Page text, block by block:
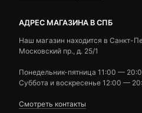
АДРЕС МАГАЗИНА В СПБ
Наш магазин находится в Санкт-
Московский пр., д. 25/1
Понедельник-пятница 11:00 —
Суббота и воскресенье 12:00 —
Смотреть контакты